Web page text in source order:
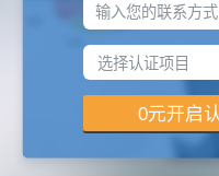
输入您的联系方式